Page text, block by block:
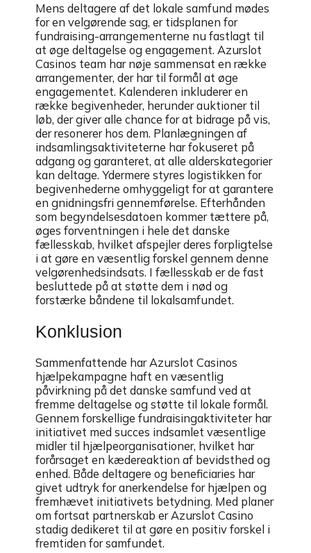
Mens deltagere af det lokale samfund mødes
for en velgørende sag, er tidsplanen for
fundraising-arrangementerne nu fastlagt til
at øge deltagelse og engagement. Azurslot
Casinos team har nøje sammensat en række
arrangementer, der har til formål at øge
engagementet. Kalenderen inkluderer en
række begivenheder, herunder auktioner til
løb, der giver alle chance for at bidrage på vis,
der resonerer hos dem. Planlægningen af
indsamlingsaktiviteterne har fokuseret på
adgang og garanteret, at alle alderskategorier
kan deltage. Ydermere styres logistikken for
begivenhederne omhyggeligt for at garantere
en gnidningsfri gennemførelse. Efterhånden
som begyndelsesdatoen kommer tættere på,
øges forventningen i hele det danske
fællesskab, hvilket afspejler deres forpligtelse
i at gøre en væsentlig forskel gennem denne
velgørenhedsindsats. I fællesskab er de fast
besluttede på at støtte dem i nød og
forstærke båndene til lokalsamfundet.
Konklusion
Sammenfattende har Azurslot Casinos
hjælpekampagne haft en væsentlig
påvirkning på det danske samfund ved at
fremme deltagelse og støtte til lokale formål.
Gennem forskellige fundraisingaktiviteter har
initiativet med succes indsamlet væsentlige
midler til hjælpeorganisationer, hvilket har
forårsaget en kædereaktion af bevidsthed og
enhed. Både deltagere og beneficiaries har
givet udtryk for anerkendelse for hjælpen og
fremhævet initiativets betydning. Med planer
om fortsat partnerskab er Azurslot Casino
stadig dedikeret til at gøre en positiv forskel i
fremtiden for samfundet.